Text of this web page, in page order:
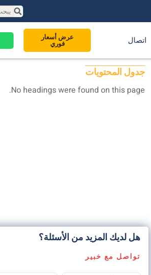
اتصال عرض أسعار
فوري
جدول المحتويات
No headings were found on this page.
هل لديك المزيد من الأسئلة؟
تواصل مع خبير